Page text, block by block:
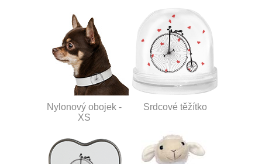
Nylonový obojek -
XS
Srdcové těžítko